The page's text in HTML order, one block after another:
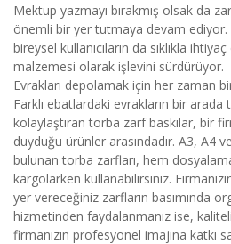
Mektup yazmayı bırakmış olsak da
önemli bir yer tutmaya devam ediyor.
bireysel kullanıcıların da sıklıkla
malzemesi olarak işlevini sürdürüyor.
Evrakları depolamak için her zaman
Farklı ebatlardaki evrakların bir arada
kolaylaştıran torba zarf baskılar, bir
duyduğu ürünler arasındadır. A3, A4
bulunan torba zarfları, hem
kargolarken kullanabilirsiniz.
yer vereceğiniz zarfların basımında
hizmetinden faydalanmanız ise,
firmanızın profesyonel imajına katkı